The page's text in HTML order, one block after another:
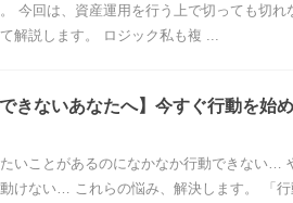
今回は、資産運用を行う上で切っても切
解説します。 ロジック私も複 ...
できないあなたへ】今すぐ行動を始
いことがあるのになかなか行動できない…
けない… これらの悩み、解決します。 「